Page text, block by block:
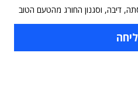
דיבה, וסגנון החורג מהטעם הטוב